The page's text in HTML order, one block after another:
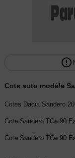
- Nettoyage intérieur /
- Préparation
- Pack sécurité (Gilet
- Coffret cadeau
- Garantie 12 mois
contractuelles et
réseau AutoEasy
Cote auto modèle
Cotes Dacia Sandero
Cote Sandero TCe 90
Cote Sandero TCe 90